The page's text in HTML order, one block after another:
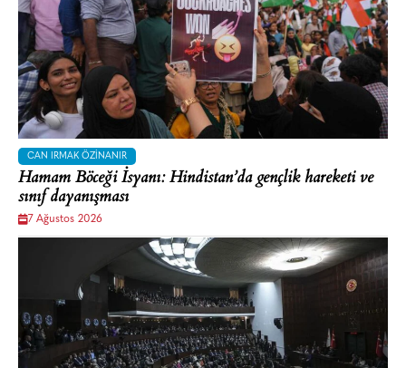
CAN IRMAK ÖZINANIR
Hamam Böceği İsyanı: Hindistan’da gençlik hareketi ve
sınıf dayanışması
7 Ağustos 2026